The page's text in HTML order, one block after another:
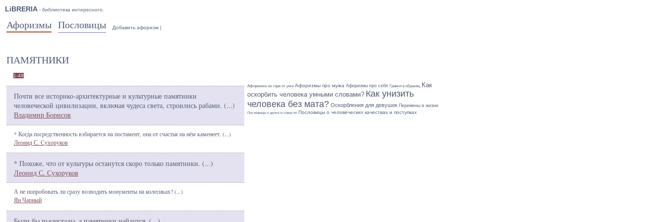
LiBRERIA - библиотека интересного.
Афоризмы Пословицы Добавить афоризм |
ПАМЯТНИКИ
1-48
Почти все историко-архитектурные и культурные памятники
человеческой цивилизации, включая чудеса света, строились рабами. (...)
Владимир Борисов
* Когда посредственность взбирается на постамент, она от счастья на нём каменеет. (...)
Леонид С. Сухоруков
* Похоже, что от культуры останутся скоро только памятники. (...)
Леонид С. Сухоруков
А не попробовать ли сразу возводить монументы на колесиках? (...)
Ян Чарный
Афоризмы из горе от ума Афоризмы про мужа Афоризмы про себя Грамота образец Как
оскорбить человека умными словами? Как унизить
человека без мата? Оскорбления для девушек Перемены в жизни
Пословицы о долге и совести Пословицы о человеческих качествах и поступках